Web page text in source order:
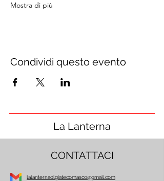
Mostra di più
Condividi questo evento
La Lanterna
CONTATTACI
lalanternaolgiatecomasco@gmail.com